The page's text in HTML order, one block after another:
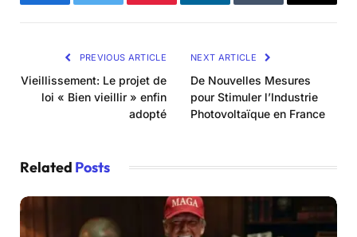
FacebookTwitter Pinterest LinkedInTumblr Email
PREVIOUS ARTICLE
Vieillissement: Le projet de
loi « Bien vieillir » enfin
adopté
NEXT ARTICLE
De Nouvelles Mesures
pour Stimuler l’Industrie
Photovoltaïque en France
Related Posts